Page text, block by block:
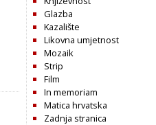
Glazba
Kazalište
Likovna umjetnost
Mozaik
Strip
Film
In memoriam
Matica hrvatska
Zadnja stranica